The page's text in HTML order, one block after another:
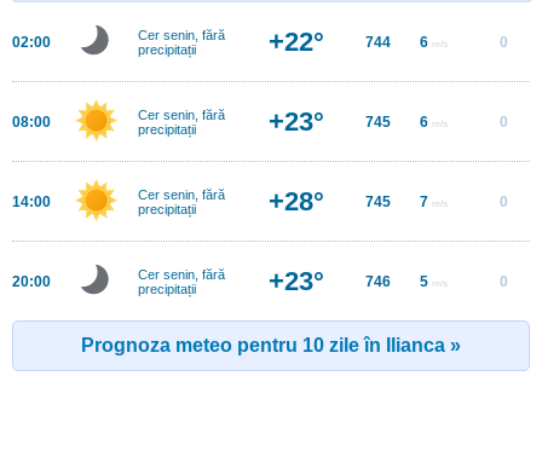
02:00
Cer senin, fără
precipitații
+22° 744 6 m/s 0
08:00
Cer senin, fără
precipitații
+23° 745 6 m/s 0
14:00
Cer senin, fără
precipitații
+28° 745 7 m/s 0
20:00
Cer senin, fără
precipitații
+23° 746 5 m/s 0
Prognoza meteo pentru 10 zile în Ilianca »